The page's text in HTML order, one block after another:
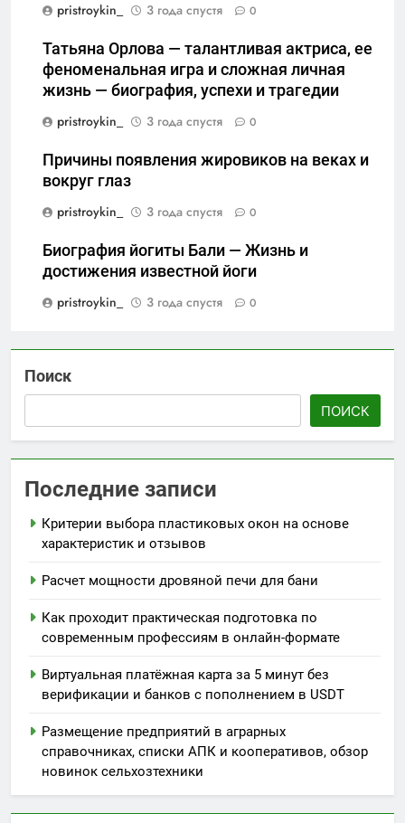
pristroykin_
3 года спустя 0
Татьяна Орлова — талантливая актриса, ее
феноменальная игра и сложная личная
жизнь — биография, успехи и трагедии
pristroykin_
3 года спустя 0
Причины появления жировиков на веках и
вокруг глаз
pristroykin_
3 года спустя 0
Биография йогиты Бали — Жизнь и
достижения известной йоги
pristroykin_
3 года спустя 0
Поиск
ПОИСК
Последние записи
Критерии выбора пластиковых окон на основе
характеристик и отзывов
Расчет мощности дровяной печи для бани
Как проходит практическая подготовка по
современным профессиям в онлайн-формате
Виртуальная платёжная карта за 5 минут без
верификации и банков с пополнением в USDT
Размещение предприятий в аграрных
справочниках, списки АПК и кооперативов, обзор
новинок сельхозтехники